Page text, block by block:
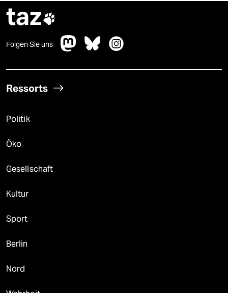
taz
Folgen Sie uns
Ressorts
Politik
Öko
Gesellschaft
Kultur
Sport
Berlin
Nord